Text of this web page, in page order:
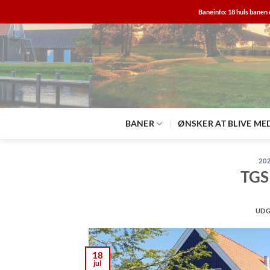
til
indhold
Baneinfo: 18 huls
BANER ØNSKER AT BLIVE
18
jul